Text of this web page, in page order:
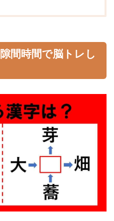
間時間で脳トレし